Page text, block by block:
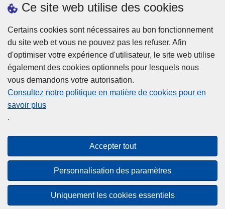
Ce site web utilise des cookies
Certains cookies sont nécessaires au bon fonctionnement
du site web et vous ne pouvez pas les refuser. Afin
d'optimiser votre expérience d'utilisateur, le site web utilise
également des cookies optionnels pour lesquels nous
vous demandons votre autorisation.
Consultez notre politique en matière de cookies pour en
savoir plus
.
Accepter tout
Personnalisation des paramètres
Uniquement les cookies essentiels
Téléchargements
Presse
Cookies
Accessibilité
© 2026 Police.be